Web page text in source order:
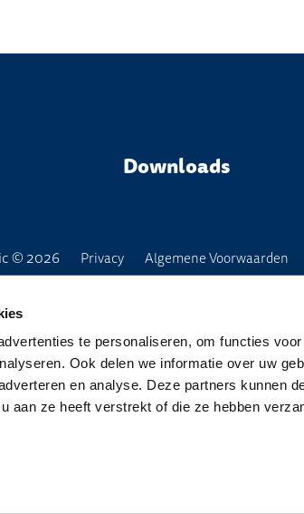
te personaliseren, om functies
Ook delen we informatie over uw
en analyse. Deze partners kunnen
aan ze heeft verstrekt of die ze hebben
Downloads
© 2026 Privacy Algemene Voorwaarden